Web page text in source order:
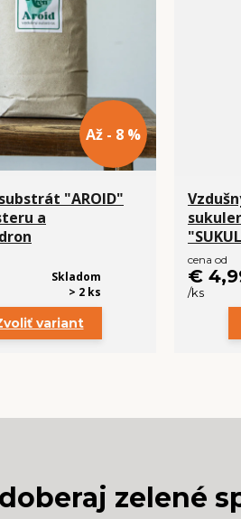
Až - 8 %
"AROID"
a
Skladom
> 2 ks
variant
cena od
€
/ks
zelené